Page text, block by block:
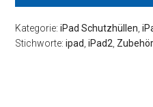
Kategorie:iPad Schutzhüllen ,
Stichworte:ipad ,iPad2 Zubehör